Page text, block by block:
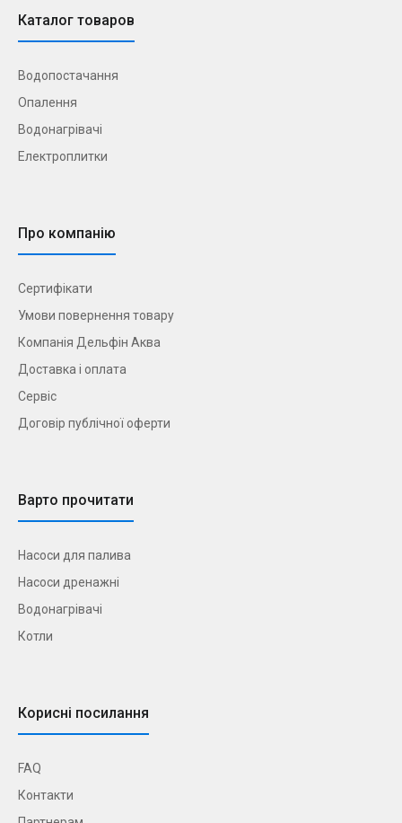
Каталог товаров
Водопостачання
Опалення
Водонагрівачі
Електроплитки
Про компанію
Сертифікати
Умови повернення товару
Компанія Дельфін Аква
Доставка і оплата
Сервіс
Договір публічної оферти
Варто прочитати
Насоси для палива
Насоси дренажні
Водонагрівачі
Котли
Корисні посилання
FAQ
Контакти